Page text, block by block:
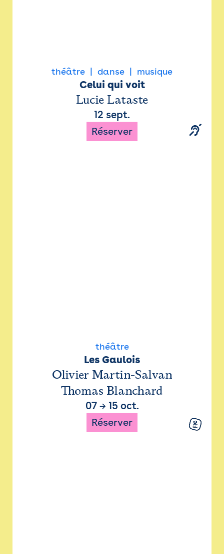
théâtre danse musique
Celui qui voit
Lucie Lataste
12 sept.
Réserver
théâtre
Les Gaulois
Olivier Martin-Salvan
Thomas Blanchard
07→ 15 oct.
Réserver